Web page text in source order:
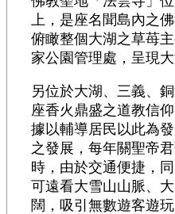
上，是座名聞島內之
俯瞰整個大湖之草苺
家公園管理處，呈現
另位於大湖、三義、
座香火鼎盛之道教信
據以輔導居民以此為
之發展，每年關聖帝
時，由於交通便捷，
可遠看大雪山山脈、
闊，吸引無數遊客遊